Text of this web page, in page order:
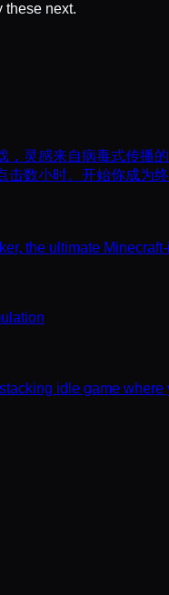
these next.
灵感来自病毒式传播
数小时。开始你成为
the ultimate
idle game